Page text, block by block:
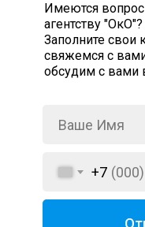
Имеются
агентству "ОкО"?
Заполните
свяжемся с
обсудим с вами
+7